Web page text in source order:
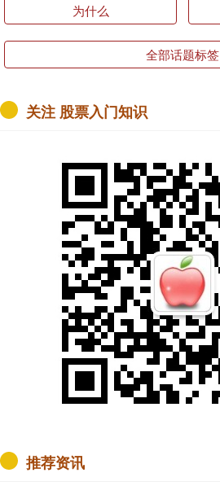
为什么
全部话题标签
关注 股票入门知识
推荐资讯